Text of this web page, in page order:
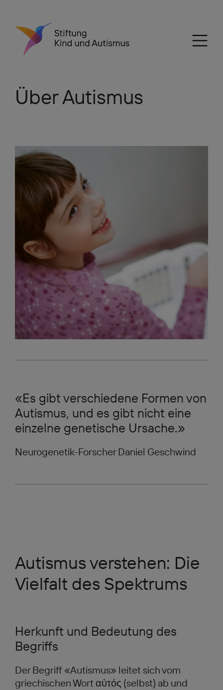
Über Autismus
«Es gibt verschiedene Formen von
Autismus, und es gibt nicht eine
einzelne genetische Ursache.»
Neurogenetik-Forscher Daniel Geschwind
Autismus verstehen: Die
Vielfalt des Spektrums
Herkunft und Bedeutung des
Begriffs
Der Begriff «Autismus» leitet sich vom
griechischen Wort αὐτός (selbst) ab und